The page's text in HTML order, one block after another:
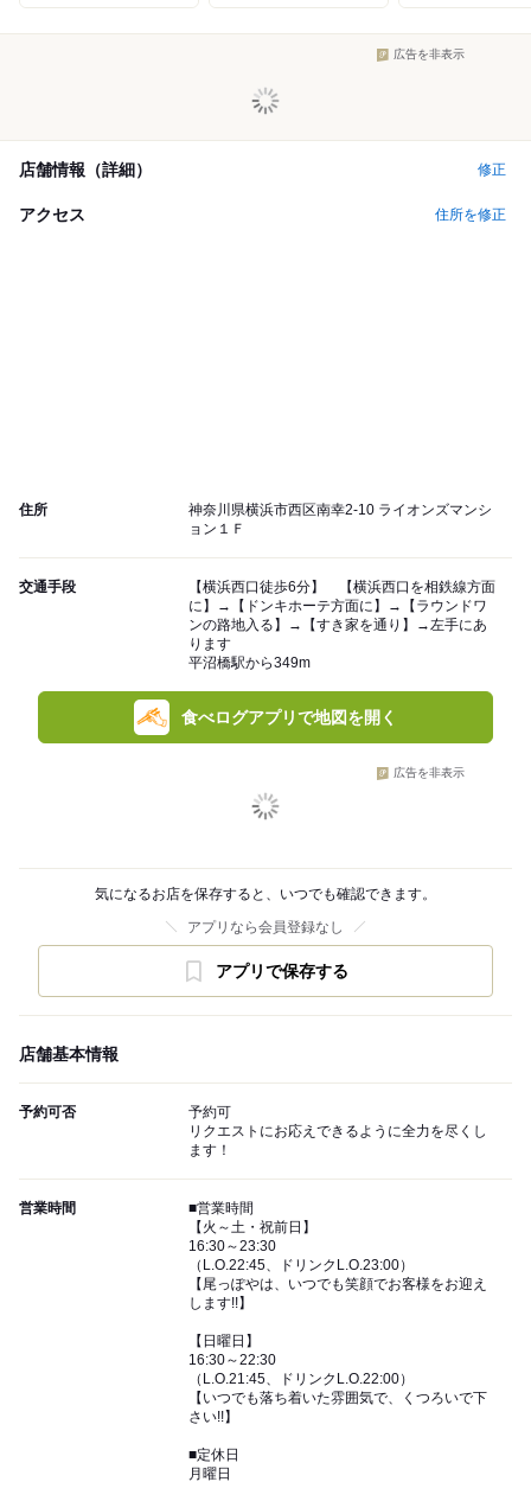
広告を非表示
店舗情報（詳細） 修正
アクセス 住所を修正
住所
神奈川県横浜市西区南幸2-10 ライオンズマンシ
ョン１Ｆ
交通手段
【横浜西口徒歩6分】 【横浜西口を相鉄線方面
に】→【ドンキホーテ方面に】→【ラウンドワ
ンの路地入る】→【すき家を通り】→左手にあ
ります
平沼橋駅から349m
食べログアプリで地図を開く
広告を非表示
気になるお店を保存すると、いつでも確認できます。
アプリなら会員登録なし
アプリで保存する
店舗基本情報
予約可否
予約可
リクエストにお応えできるように全力を尽くし
ます！
営業時間
■営業時間
【火～土・祝前日】
16:30～23:30
（L.O.22:45、ドリンクL.O.23:00）
【尾っぽやは、いつでも笑顔でお客様をお迎え
します!!】
【日曜日】
16:30～22:30
（L.O.21:45、ドリンクL.O.22:00）
【いつでも落ち着いた雰囲気で、くつろいで下
さい!!】
■定休日
月曜日